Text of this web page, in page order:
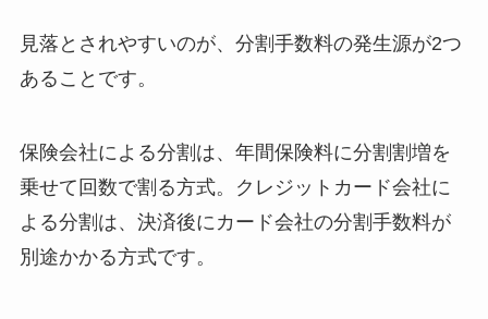
見落とされやすいのが、分割手数料の発生源が2つ
あることです。
保険会社による分割は、年間保険料に分割割増を
乗せて回数で割る方式。クレジットカード会社に
よる分割は、決済後にカード会社の分割手数料が
別途かかる方式です。